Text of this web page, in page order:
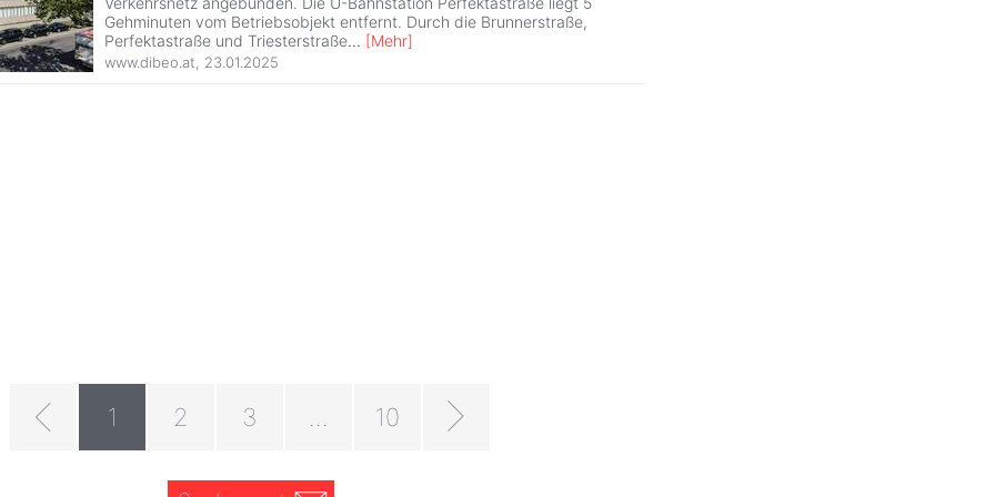
Gehminuten vom Betriebsobjekt entfernt. Durch die Brunnerstraße,
Perfektastraße und Triesterstraße... [Mehr]
www.dibeo.at 23.01.2025
1 2 3 10